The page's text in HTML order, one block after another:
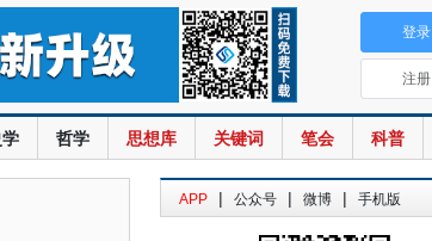
哲学 思想库 关键词 笔会 科普
登录
注册
APP | 公众号 | 微博 | 手机版